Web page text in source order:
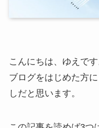
こんにちは、ゆえです
ブログをはじめた方
しだと思います。